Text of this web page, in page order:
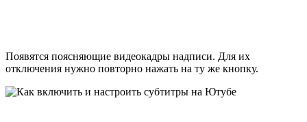
Появятся поясняющие видеокадры надписи. Для их
отключения нужно повторно нажать на ту же кнопку.